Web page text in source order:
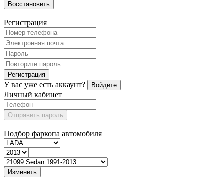
Восстановить
Регистрация
Регистрация
У вас уже есть аккаунт? Войдите
Личный кабинет
Отправить пароль
Подбор фаркопа автомобиля
Изменить